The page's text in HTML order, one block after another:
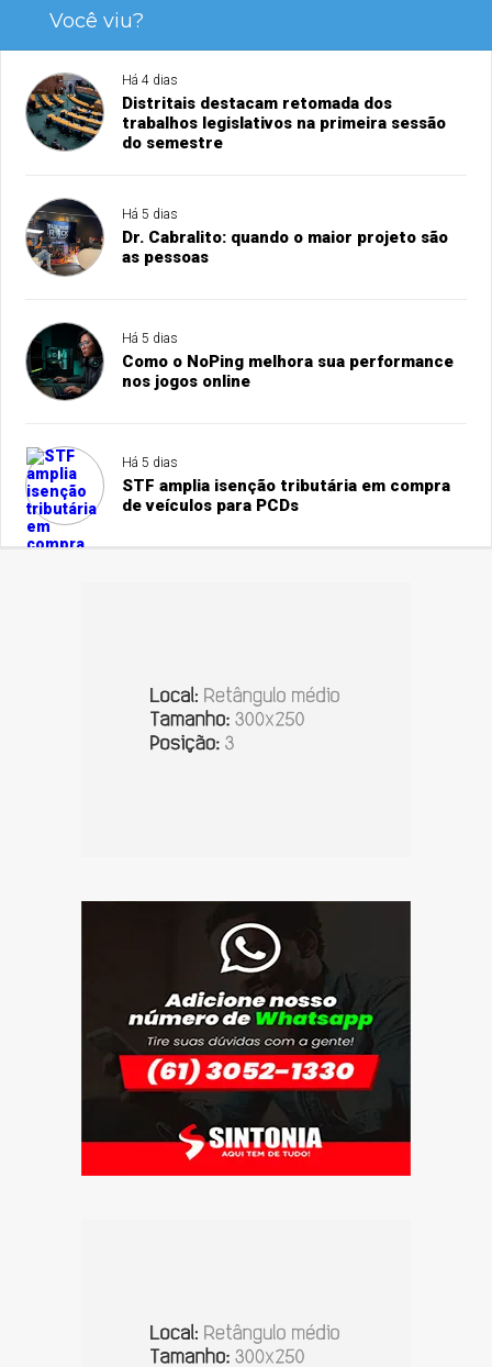
Você viu?
Há 4 dias
Distritais destacam retomada dos
trabalhos legislativos na primeira sessão
do semestre
Há 5 dias
Dr. Cabralito: quando o maior projeto são
as pessoas
Há 5 dias
Como o NoPing melhora sua performance
nos jogos online
Há 5 dias
STF amplia isenção tributária em compra
de veículos para PCDs